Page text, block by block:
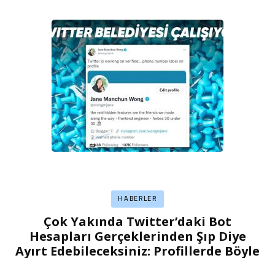
HABERLER
Çok Yakında Twitter’daki Bot
Hesapları Gerçeklerinden Şıp Diye
Ayırt Edebileceksiniz: Profillerde Böyle